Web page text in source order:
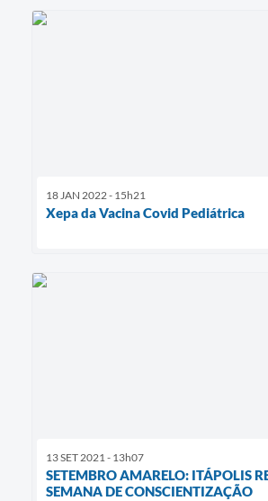
18 JAN 2022 - 15h21
Xepa da Vacina Covid Pediátrica
13 SET 2021 - 13h07
SETEMBRO AMARELO: ITÁPOLIS
SEMANA DE CONSCIENTIZAÇÃO